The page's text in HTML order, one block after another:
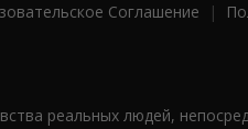
Соглашение |
реальных людей,